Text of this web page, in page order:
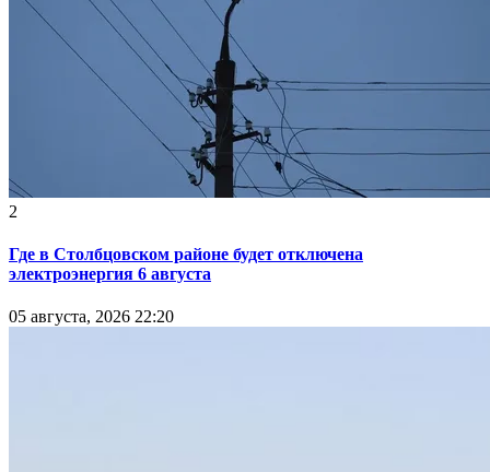
2
Где в Столбцовском районе будет отключена
электроэнергия 6 августа
05 августа, 2026 22:20